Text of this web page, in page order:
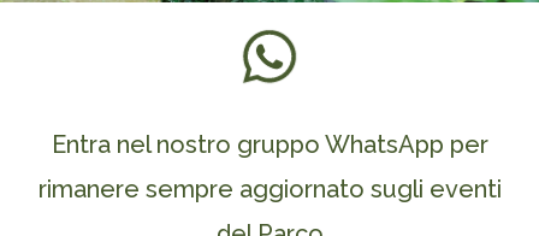
Entra nel nostro gruppo WhatsApp per
rimanere sempre aggiornato sugli eventi